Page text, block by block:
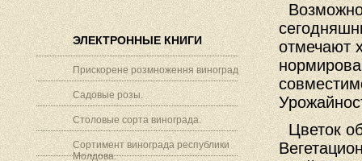
ЭЛЕКТРОННЫЕ КНИГИ
Прискорене розмноження винограду.
Садовые розы.
Столовые сорта винограда.
Сортимент винограда республики
Молдова.
Возможно,
отмечают
Цветок